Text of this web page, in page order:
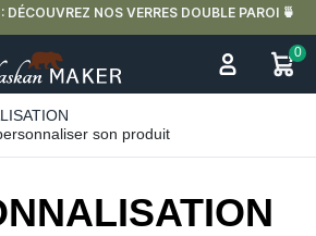
OFFERTE EN FRANCE MÉTROPOLITAINE
0
son produit